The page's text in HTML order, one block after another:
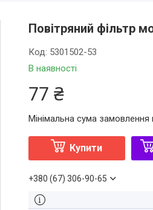
Повітряний фільтр
В наявності
Код: 5301502-53
77 ₴
Мінімальна сума замовлення
Купити
+380 (67) 306-90-65